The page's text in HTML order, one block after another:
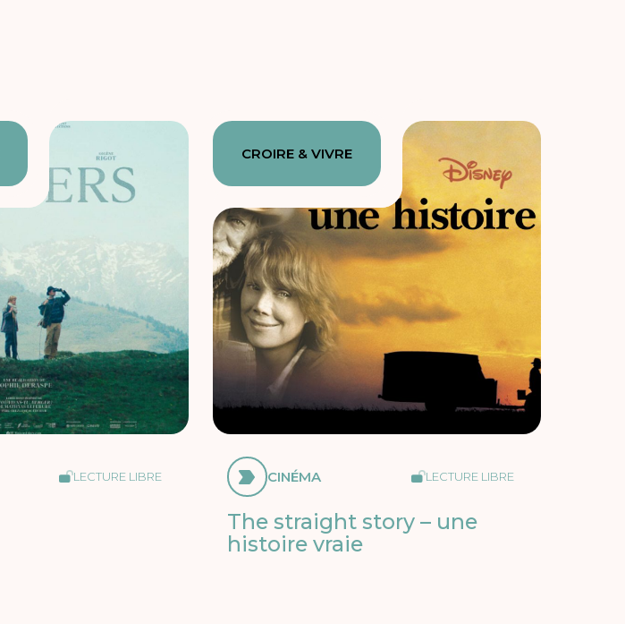
LECTURE LIBRE
CROIRE & VIVRE
CINÉMA LECTURE LIBRE
The straight story – une
histoire vraie